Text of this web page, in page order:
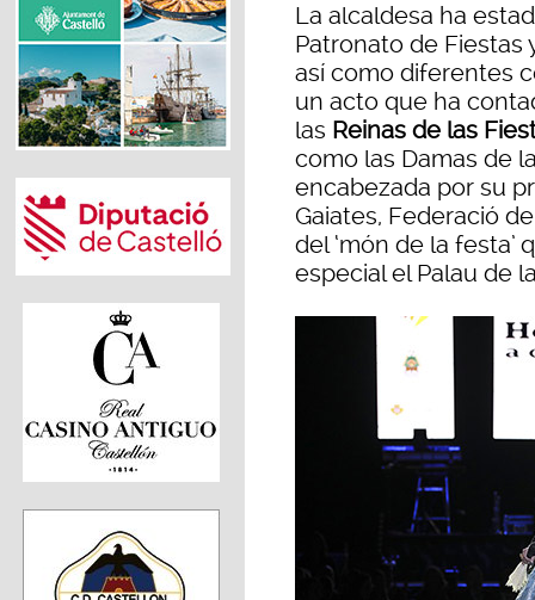
La alcaldesa ha
Patronato de Fiestas
así como diferentes
un acto que ha
las Reinas de las
como las Damas de
encabezada por su
Gaiates, Federació
del ‘món de la
especial el Palau de